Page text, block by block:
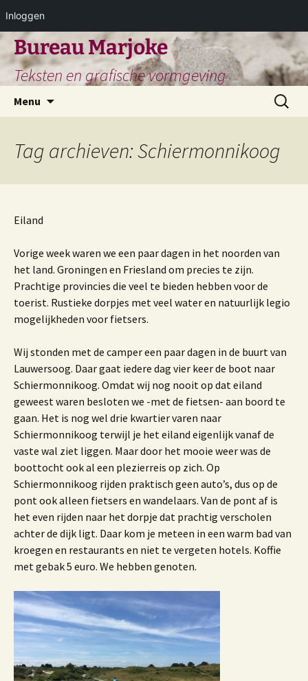
Inloggen
Ga
naar
inhoud
Bureau Marjoke
Teksten en grafische vormgeving
Menu
Zoeken
naar:
Tag archieven: Schiermonnikoog
Eiland
Vorige week waren we een paar dagen in het noorden van
het land. Groningen en Friesland om precies te zijn.
Prachtige provincies die veel te bieden hebben voor de
toerist. Rustieke dorpjes met veel water en natuurlijk legio
mogelijkheden voor fietsers.
Wij stonden met de camper een paar dagen in de buurt van
Lauwersoog. Daar gaat iedere dag vier keer de boot naar
Schiermonnikoog. Omdat wij nog nooit op dat eiland
geweest waren besloten we -met de fietsen- aan boord te
gaan. Het is nog wel drie kwartier varen naar
Schiermonnikoog terwijl je het eiland eigenlijk vanaf de
vaste wal ziet liggen. Maar door het mooie weer was de
boottocht ook al een plezierreis op zich. Op
Schiermonnikoog rijden praktisch geen auto’s, dus op de
pont ook alleen fietsers en wandelaars. Van de pont af is
het even rijden naar het dorpje dat prachtig verscholen
achter de dijk ligt. Daar kom je meteen in een warm bad van
kroegen en restaurants en niet te vergeten hotels. Koffie
met gebak 5 euro. We hebben genoten.